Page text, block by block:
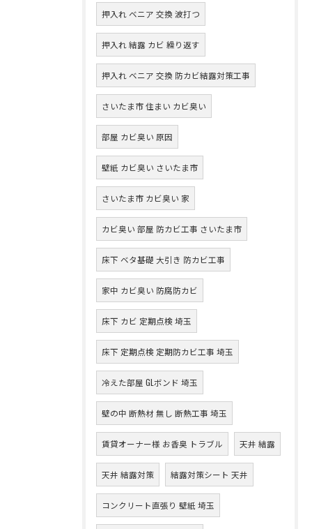
押入れ ベニア 交換 波打つ
押入れ 結露 カビ 繰り返す
押入れ ベニア 交換 防カビ結露対策工事
さいたま市 住まい カビ臭い
部屋 カビ臭い 原因
壁紙 カビ臭い さいたま市
さいたま市 カビ臭い 家
カビ臭い 部屋 防カビ工事 さいたま市
床下 ベタ基礎 大引き 防カビ工事
家中 カビ臭い 防腐防カビ
床下 カビ 定期点検 埼玉
床下 定期点検 定期防カビ工事 埼玉
冷えた部屋 GLボンド 埼玉
壁の中 断熱材 無し 断熱工事 埼玉
賃貸オーナー様 お香臭 トラブル 天井 結露
天井 結露対策 結露対策シート 天井
コンクリート直張り 壁紙 埼玉